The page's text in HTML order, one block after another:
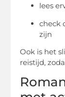
lees
check
zijn
Ook is het
reistijd,